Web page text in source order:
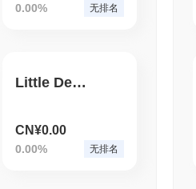
0.00% 无排名
Little Demon
CN¥0.00
0.00% 无排名